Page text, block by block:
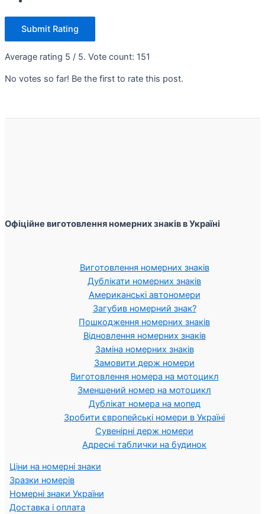
Submit Rating
Average rating 5 / 5. Vote count: 151
No votes so far! Be the first to rate this post.
Офіційне виготовлення номерних знаків в Україні
Виготовлення номерних знаків
Дублікати номерних знаків
Американські автономери
Загубив номерний знак?
Пошкодження номерних знаків
Відновлення номерних знаків
Заміна номерних знаків
Замовити держ номери
Виготовлення номера на мотоцикл
Зменшений номер на мотоцикл
Дублікат номера на мопед
Зробити європейські номери в Україні
Сувенірні держ номери
Адресні таблички на будинок
Ціни на номерні знаки
Зразки номерів
Номерні знаки України
Доставка і оплата